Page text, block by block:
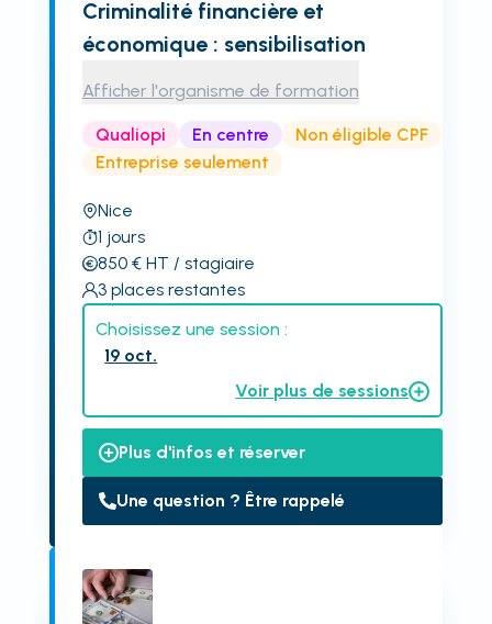
Criminalité financière et
économique : sensibilisation
Afficher l'organisme de formation
Qualiopi En centre
Non éligible CPF
Entreprise seulement
Nice
1 jours
850€ HT / stagiaire
3 places restantes
Choisissez une session :
19 oct.
Voir plus de sessions
Plus d'infos et réserver
Une question ? Être rappelé